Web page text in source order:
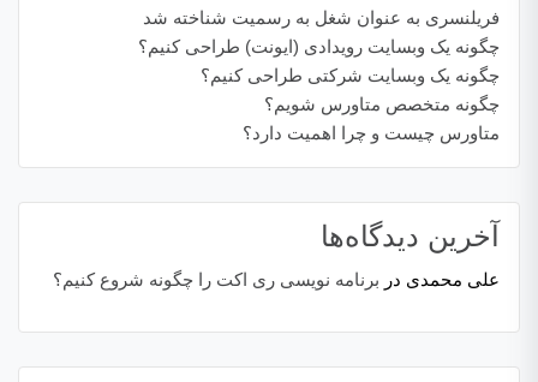
فریلنسری به عنوان شغل به رسمیت شناخته شد
چگونه یک وبسایت رویدادی (ایونت) طراحی کنیم؟
چگونه یک وبسایت شرکتی طراحی کنیم؟
چگونه متخصص متاورس شویم؟
متاورس چیست و چرا اهمیت دارد؟
آخرین دیدگاه‌ها
علی محمدی در برنامه نویسی ری اکت را چگونه شروع کنیم؟